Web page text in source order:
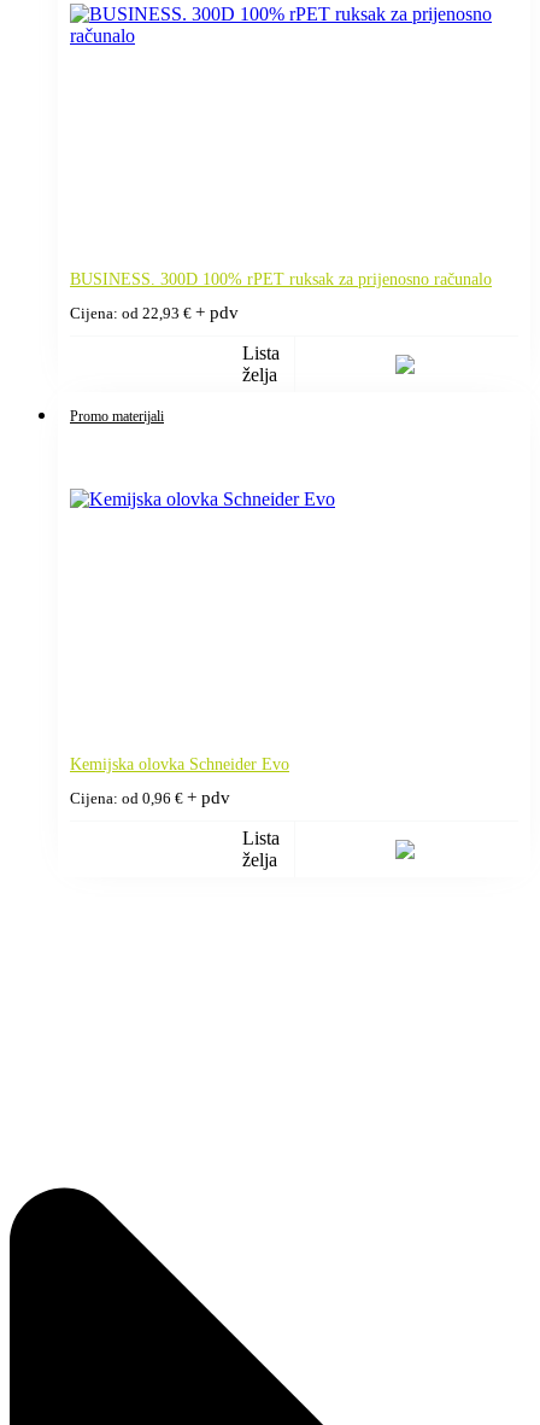
BUSINESS. 300D 100% rPET ruksak za prijenosno računalo
Cijena: od 22,93 € + pdv
Lista
želja
Promo materijali
Kemijska olovka Schneider Evo
Cijena: od 0,96 € + pdv
Lista
želja